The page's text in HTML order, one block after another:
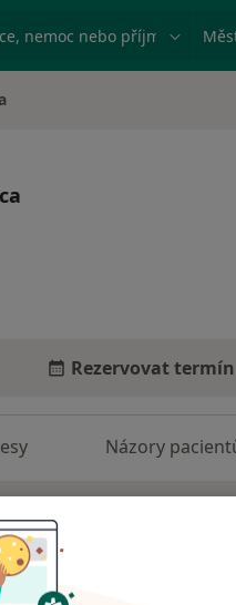
nemoc nebo příjmení
Rezervovat termín
Názory